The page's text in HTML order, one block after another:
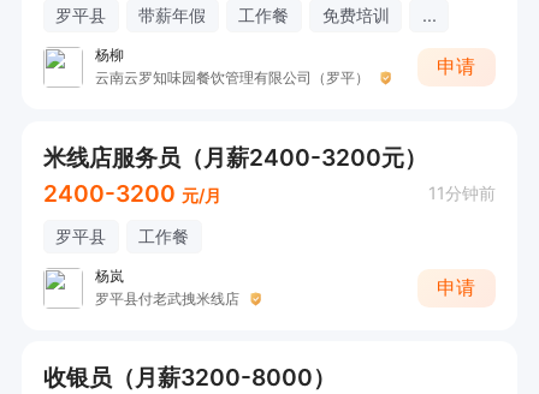
罗平县 带薪年假 工作餐 免费培训 ...
杨柳
云南云罗知味园餐饮管理有限公司（罗平）
申请
米线店服务员（月薪2400-3200元）
2400-3200 元/月 11分钟前
罗平县 工作餐
杨岚
罗平县付老武拽米线店
申请
收银员（月薪3200-8000）